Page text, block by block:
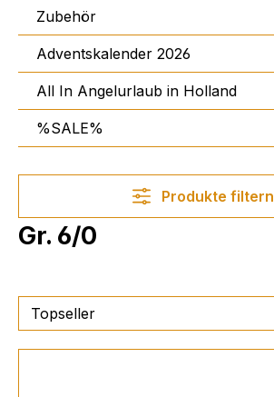
Zubehör
Adventskalender 2026
All In Angelurlaub in Holland
%SALE%
Produkte filtern
Gr. 6/0